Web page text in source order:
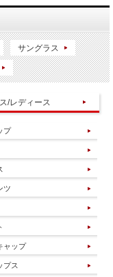
サングラス
/レディース
プ
ツ
ャップ
プス